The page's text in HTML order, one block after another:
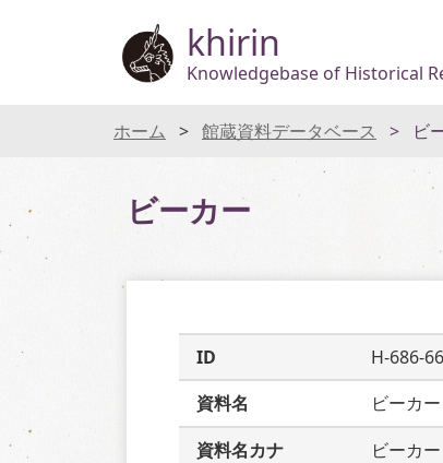
khirin
Knowledgebase of Historical
ホーム 館蔵資料データベース ビ
ビーカー
ID
H-686-
資料名
ビーカー
資料名カナ
ビーカー